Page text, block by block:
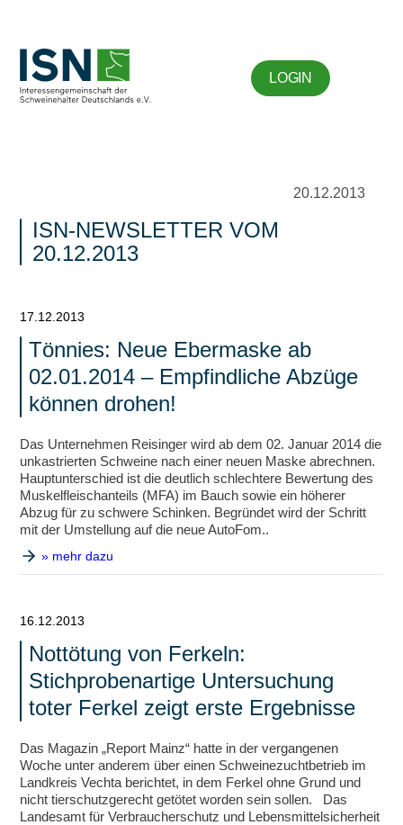
LOGIN
20.12.2013
ISN-NEWSLETTER VOM
20.12.2013
17.12.2013
Tönnies: Neue Ebermaske ab
02.01.2014 – Empfindliche Abzüge
können drohen!
Das Unternehmen Reisinger wird ab dem 02. Januar 2014 die
unkastrierten Schweine nach einer neuen Maske abrechnen.
Hauptunterschied ist die deutlich schlechtere Bewertung des
Muskelfleischanteils (MFA) im Bauch sowie ein höherer
Abzug für zu schwere Schinken. Begründet wird der Schritt
mit der Umstellung auf die neue AutoFom..
» mehr dazu
16.12.2013
Nottötung von Ferkeln:
Stichprobenartige Untersuchung
toter Ferkel zeigt erste Ergebnisse
Das Magazin „Report Mainz“ hatte in der vergangenen
Woche unter anderem über einen Schweinezuchtbetrieb im
Landkreis Vechta berichtet, in dem Ferkel ohne Grund und
nicht tierschutzgerecht getötet worden sein sollen. Das
Landesamt für Verbraucherschutz und Lebensmittelsicherheit